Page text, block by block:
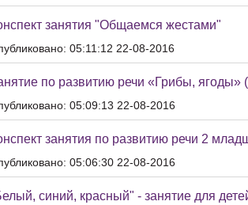
занятия "Общаемся жестами"
05:11:12 22-08-2016
по развитию речи «Грибы, ягоды»
05:09:13 22-08-2016
занятия по развитию речи 2
05:06:30 22-08-2016
синий, красный" - занятие для